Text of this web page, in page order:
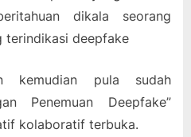
dikala seorang
terindikasi deepfake
kemudian pula sudah
Penemuan Deepfake”
kolaboratif terbuka.